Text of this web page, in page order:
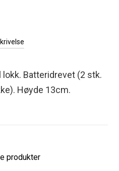
Batteridrevet (2 stk.
Høyde 13cm.
produkter